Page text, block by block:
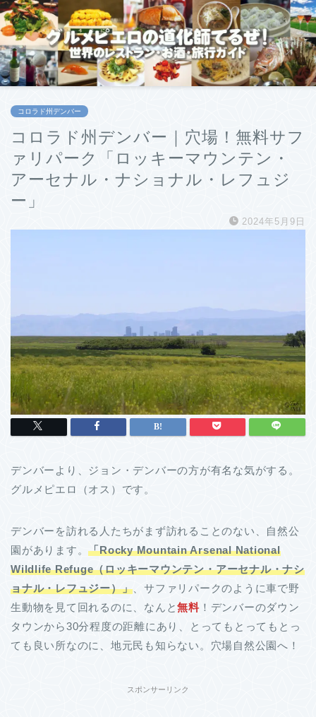
コロラド州デンバー
コロラド州デンバー｜穴場！無料サフ
ァリパーク「ロッキーマウンテン・
アーセナル・ナショナル・レフュジ
ー」
2024年5月9日
デンバーより、ジョン・デンバーの方が有名な気がする。
グルメピエロ（オス）です。
デンバーを訪れる人たちがまず訪れることのない、自然公
園があります。「Rocky Mountain Arsenal National
Wildlife Refuge（ロッキーマウンテン・アーセナル・ナシ
ョナル・レフュジー）」 、サファリパークのように車で野
生動物を見て回れるのに、なんと無料 ！デンバーのダウン
タウンから30分程度の距離にあり、とってもとってもとっ
ても良い所なのに、地元民も知らない。穴場自然公園へ！
スポンサーリンク